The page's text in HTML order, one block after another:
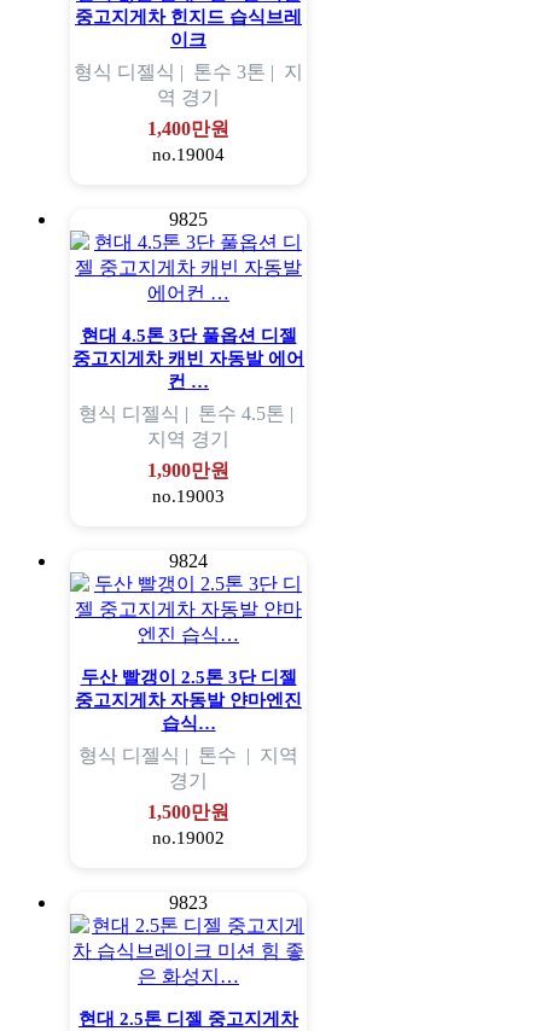
중고지게차 힌지드 습식브레
이크
형식 디젤식 | 톤수 3톤 | 지
역 경기
1,400만원
no.19004
9825
현대 4.5톤 3단 풀옵션 디젤
중고지게차 캐빈 자동발 에어
컨 …
형식 디젤식 | 톤수 4.5톤 |
지역 경기
1,900만원
no.19003
9824
두산 빨갱이 2.5톤 3단 디젤
중고지게차 자동발 얀마엔진
습식…
형식 디젤식 | 톤수 | 지역
경기
1,500만원
no.19002
9823
현대 2.5톤 디젤 중고지게차